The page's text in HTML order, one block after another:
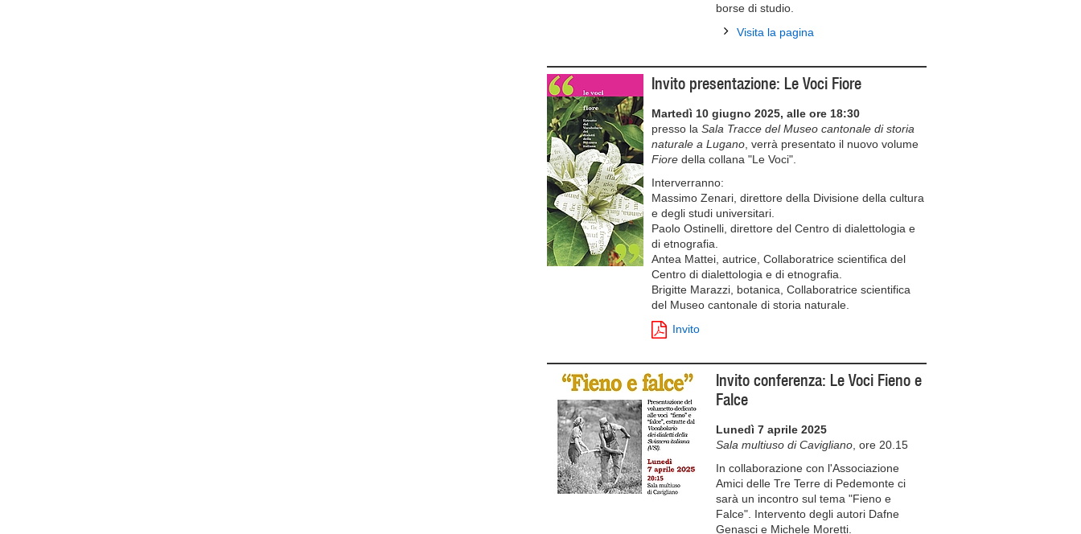
borse di studio.
Visita la pagina
Invito presentazione: Le Voci Fiore
Martedì 10 giugno 2025, alle ore 18:30
presso la Sala Tracce del Museo cantonale di storia
naturale a Lugano , verrà presentato il nuovo volume
Fiore della collana "Le Voci".
Interverranno:
Massimo Zenari, direttore della Divisione della cultura
e degli studi universitari.
Paolo Ostinelli, direttore del Centro di dialettologia e
di etnografia.
Antea Mattei, autrice, Collaboratrice scientifica del
Centro di dialettologia e di etnografia.
Brigitte Marazzi, botanica, Collaboratrice scientifica
del Museo cantonale di storia naturale.
Invito
Invito conferenza: Le Voci Fieno e
Falce
Lunedì 7 aprile 2025
Sala multiuso di Cavigliano , ore 20.15
In collaborazione con l'Associazione
Amici delle Tre Terre di Pedemonte ci
sarà un incontro sul tema "Fieno e
Falce". Intervento degli autori Dafne
Genasci e Michele Moretti.